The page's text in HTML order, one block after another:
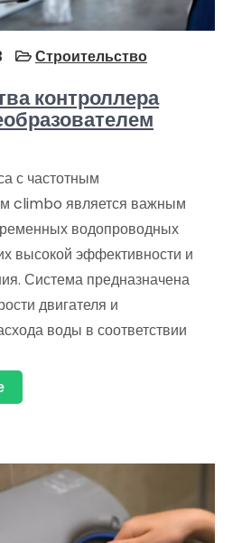
Строительство
контроллера
с частотным
climbo является важным
водопроводных
высокой эффективности и
Система предназначена
двигателя и
воды в соответствии